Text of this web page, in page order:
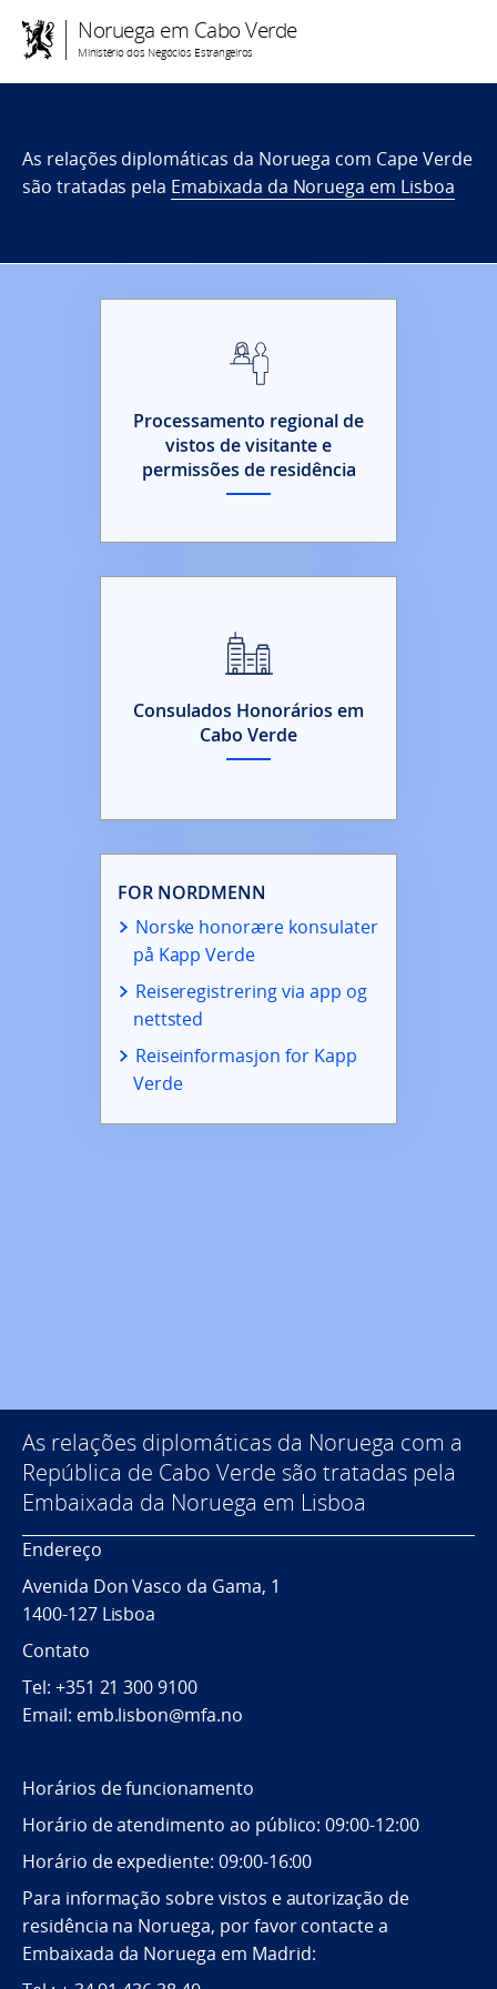
Noruega em Cabo Verde
Ministério dos Negócios Estrangeiros
As relações diplomáticas da Noruega com Cape Verde
são tratadas pela Emabixada da Noruega em Lisboa
Processamento regional de
vistos de visitante e
permissões de residência
Consulados Honorários em
Cabo Verde
FOR NORDMENN
Norske honorære konsulater
på Kapp Verde
Reiseregistrering via app og
nettsted
Reiseinformasjon for Kapp
Verde
As relações diplomáticas da Noruega com a
República de Cabo Verde são tratadas pela
Embaixada da Noruega em Lisboa
Endereço
Avenida Don Vasco da Gama, 1
1400-127 Lisboa
Contato
Tel: +351 21 300 9100
Email: emb.lisbon@mfa.no
Horários de funcionamento
Horário de atendimento ao público: 09:00-12:00
Horário de expediente: 09:00-16:00
Para informação sobre vistos e autorização de
residência na Noruega, por favor contacte a
Embaixada da Noruega em Madrid: